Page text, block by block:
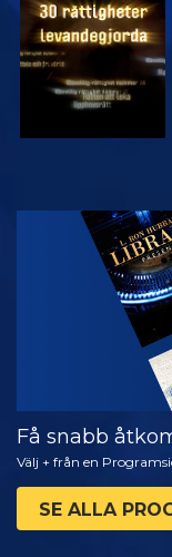
TITTA
Få snabb
Välj + från en
SE ALLA